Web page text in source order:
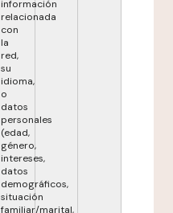
información
relacionada
con
la
red,
su
idioma,
o
datos
personales
(edad,
género,
intereses,
datos
demográficos,
situación
familiar/marital,